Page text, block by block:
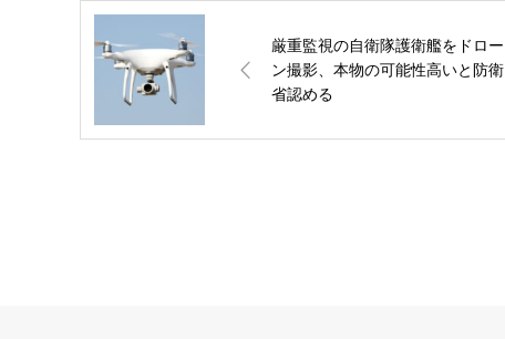
厳重監視の自衛隊護衛艦をドロー
ン撮影、本物の可能性高いと防衛
省認める